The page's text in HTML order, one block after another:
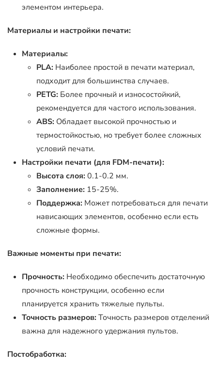
элементом интерьера.
Материалы и настройки печати:
Материалы:
PLA: Наиболее простой в печати материал,
подходит для большинства случаев.
PETG: Более прочный и износостойкий,
рекомендуется для частого использования.
ABS: Обладает высокой прочностью и
термостойкостью, но требует более сложных
условий печати.
Настройки печати (для FDM-печати):
Высота слоя:0.1-0.2 мм.
Заполнение: 15-25%.
Поддержка: Может потребоваться для печати
нависающих элементов, особенно если есть
сложные формы.
Важные моменты при печати:
Прочность: Необходимо обеспечить достаточную
прочность конструкции, особенно если
планируется хранить тяжелые пульты.
Точность размеров:Точность размеров отделений
важна для надежного удержания пультов.
Постобработка: